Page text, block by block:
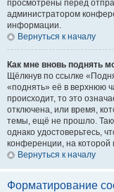
просмотрены перед
администратором
информации.
Вернуться к началу
Как мне вновь поднять
Щёлкнув по ссылке
«поднять» её в верхнюю
происходит, то это
отключена, или время,
темы, ещё не прошло.
однако удостоверьтесь,
конференции, на которой
Вернуться к началу
Форматирование